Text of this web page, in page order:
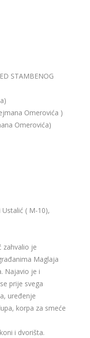
STAMBENOG
Omerovića )
Omerovića)
( M-10),
zahvalio je
Maglaja
Najavio je i
prije svega
uređenje
korpa za smeće
i dvorišta.